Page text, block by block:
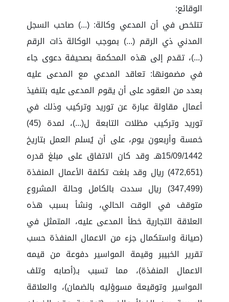
الوقائع:
تتلخص في أن المدعي وكالة: (...) صاحب السجل
المدني ذي الرقم (...) بموجب الوكالة ذات الرقم
(...)، تقدم إلى هذه المحكمة بصحيفة دعوى جاء
في مضمونها: تعاقد المدعي مع المدعى عليه
بعدد من العقود على أن يقوم المدعى عليه بتنفيذ
أعمال مقاولة عبارة عن توريد وتركيب وذلك في
توريد وتركيب مظلات التابعة ل(...)، لمدة (45)
خمسة وأربعون يوم، على أن يُسلم العمل بتاريخ
15/09/1442هـ وقد كان الاتفاق على مبلغ قدره
(472,651) ريال وقد بلغت تكلفة الأعمال المنفذة
(347,499) ريال سددت بالكامل وحالة المشروع
متوقف في الوقت الحالي، ونشأ بسبب هذه
العلاقة التجارية خطأ المدعى عليه، المتمثل في
(صيانة واستكمال جزء من الاعمال المنفذة حسب
تقرير الخبيبر وقيمة المواسير دفوعة من قيمه
الاعمال المنفذة)، مما تسبب بـ(أصابه وتلف
المواسير وتوقيعة مسوؤليه بالضمان)، والعلاقة